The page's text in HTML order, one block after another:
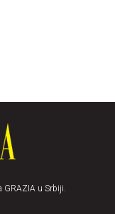
GRAZIA u Srbiji.